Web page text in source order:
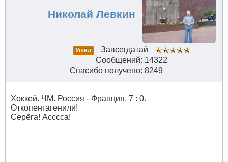
Николай Левкин
Ушел
Завсегдатай
Сообщений: 14322
Спасибо получено: 8249
Хоккей. ЧМ. Россия - Франция. 7 : 0.
Откопенгагенили!
Серёга! Асссса!